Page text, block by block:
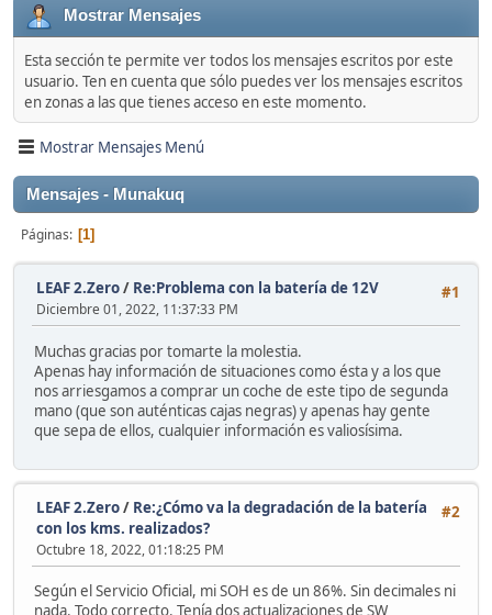
Mostrar Mensajes
Esta sección te permite ver todos los mensajes escritos por este
usuario. Ten en cuenta que sólo puedes ver los mensajes escritos
en zonas a las que tienes acceso en este momento.
Mostrar Mensajes Menú
Mensajes - Munakuq
Páginas 1
#1
LEAF 2.Zero/ Re:Problema con la batería de 12V
Diciembre 01, 2022, 11:37:33 PM
Muchas gracias por tomarte la molestia.
Apenas hay información de situaciones como ésta y a los que
nos arriesgamos a comprar un coche de este tipo de segunda
mano (que son auténticas cajas negras) y apenas hay gente
que sepa de ellos, cualquier información es valiosísima.
#2
LEAF 2.Zero/ Re:¿Cómo va la degradación de la batería
con los kms. realizados?
Octubre 18, 2022, 01:18:25 PM
Según el Servicio Oficial, mi SOH es de un 86%. Sin decimales ni
nada. Todo correcto. Tenía dos actualizaciones de SW